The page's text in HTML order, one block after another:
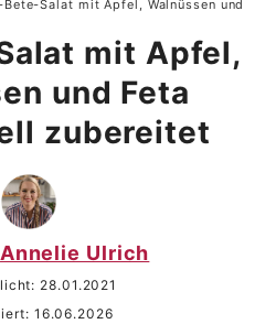
Bete-Salat mit Apfel, Walnüssen und
mit Apfel,
und Feta
zubereitet
Annelie Ulrich
28.01.2021
16.06.2026